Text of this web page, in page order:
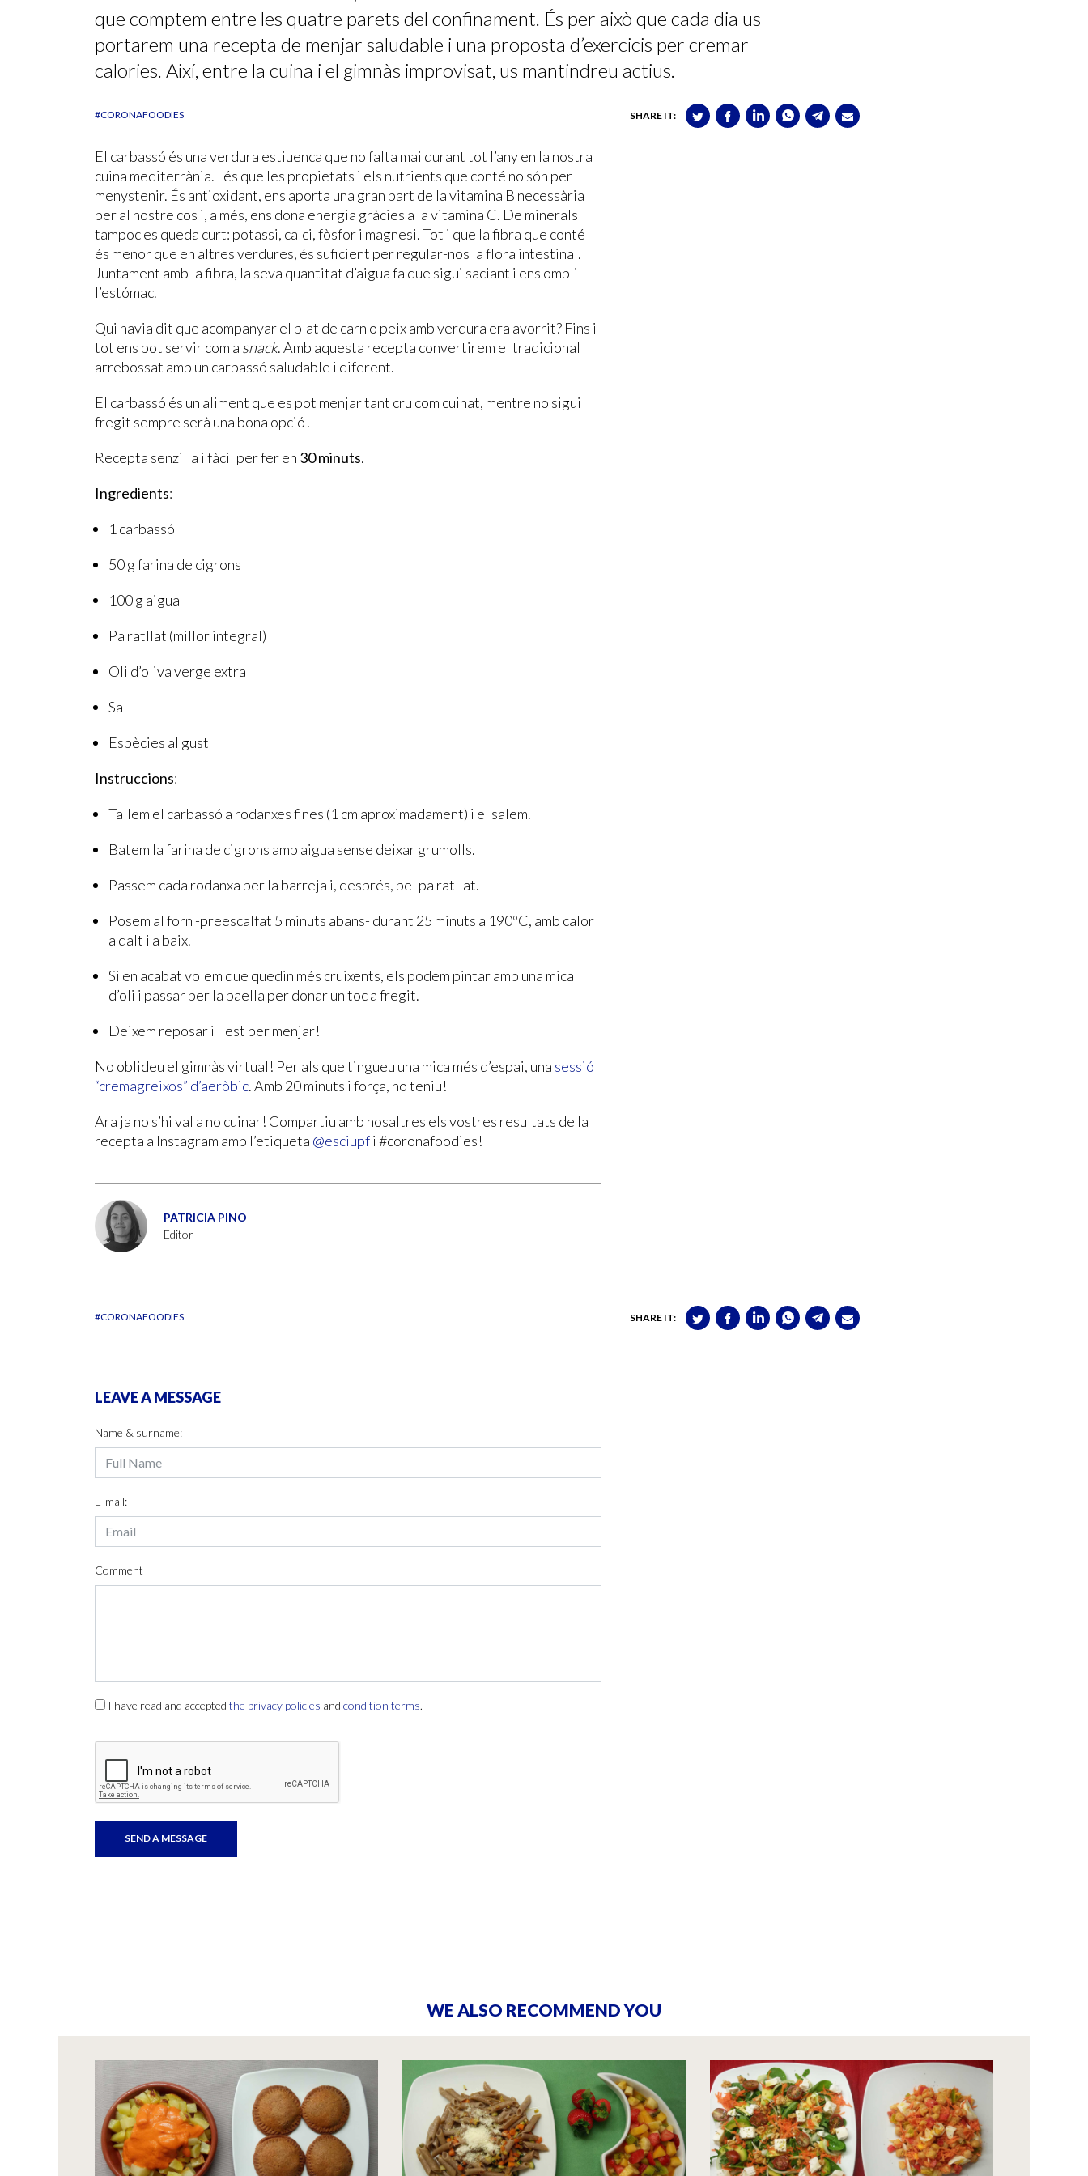
que comptem entre les quatre parets del confinament. És per això que cada dia us
portarem una recepta de menjar saludable i una proposta d’exercicis per cremar
calories. Així, entre la cuina i el gimnàs improvisat, us mantindreu actius.
#CORONAFOODIES SHARE IT:
El carbassó és una verdura estiuenca que no falta mai durant tot l’any en la nostra
cuina mediterrània. I és que les propietats i els nutrients que conté no són per
menystenir. És antioxidant, ens aporta una gran part de la vitamina B necessària
per al nostre cos i, a més, ens dona energia gràcies a la vitamina C. De minerals
tampoc es queda curt: potassi, calci, fòsfor i magnesi. Tot i que la fibra que conté
és menor que en altres verdures, és suficient per regular-nos la flora intestinal.
Juntament amb la fibra, la seva quantitat d’aigua fa que sigui saciant i ens ompli
l’estómac.
Qui havia dit que acompanyar el plat de carn o peix amb verdura era avorrit? Fins i
tot ens pot servir com a snack. Amb aquesta recepta convertirem el tradicional
arrebossat amb un carbassó saludable i diferent.
El carbassó és un aliment que es pot menjar tant cru com cuinat, mentre no sigui
fregit sempre serà una bona opció!
Recepta senzilla i fàcil per fer en 30 minuts.
Ingredients:
1 carbassó
50 g farina de cigrons
100 g aigua
Pa ratllat (millor integral)
Oli d’oliva verge extra
Sal
Espècies al gust
Instruccions:
Tallem el carbassó a rodanxes fines (1 cm aproximadament) i el salem.
Batem la farina de cigrons amb aigua sense deixar grumolls.
Passem cada rodanxa per la barreja i, després, pel pa ratllat.
Posem al forn -preescalfat 5 minuts abans- durant 25 minuts a 190ºC, amb calor
a dalt i a baix.
Si en acabat volem que quedin més cruixents, els podem pintar amb una mica
d’oli i passar per la paella per donar un toc a fregit.
Deixem reposar i llest per menjar!
No oblideu el gimnàs virtual! Per als que tingueu una mica més d’espai, una sessió
“cremagreixos” d’aeròbic. Amb 20 minuts i força, ho teniu!
Ara ja no s’hi val a no cuinar! Compartiu amb nosaltres els vostres resultats de la
recepta a Instagram amb l’etiqueta @esciupfi #coronafoodies!
PATRICIA PINO
Editor
#CORONAFOODIES SHARE IT:
LEAVE A MESSAGE
Name & surname:
E-mail:
Comment
I have read and accepted the privacy policies and condition terms.
WE ALSO RECOMMEND YOU